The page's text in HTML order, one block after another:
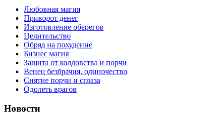
Любовная магия
Приворот денег
Изготовление оберегов
Целительство
Обряд на похудение
Бизнес магия
Защита от колдовства и порчи
Венец безбрачия, одиночество
Снятие порчи и сглаза
Одолеть врагов
Новости